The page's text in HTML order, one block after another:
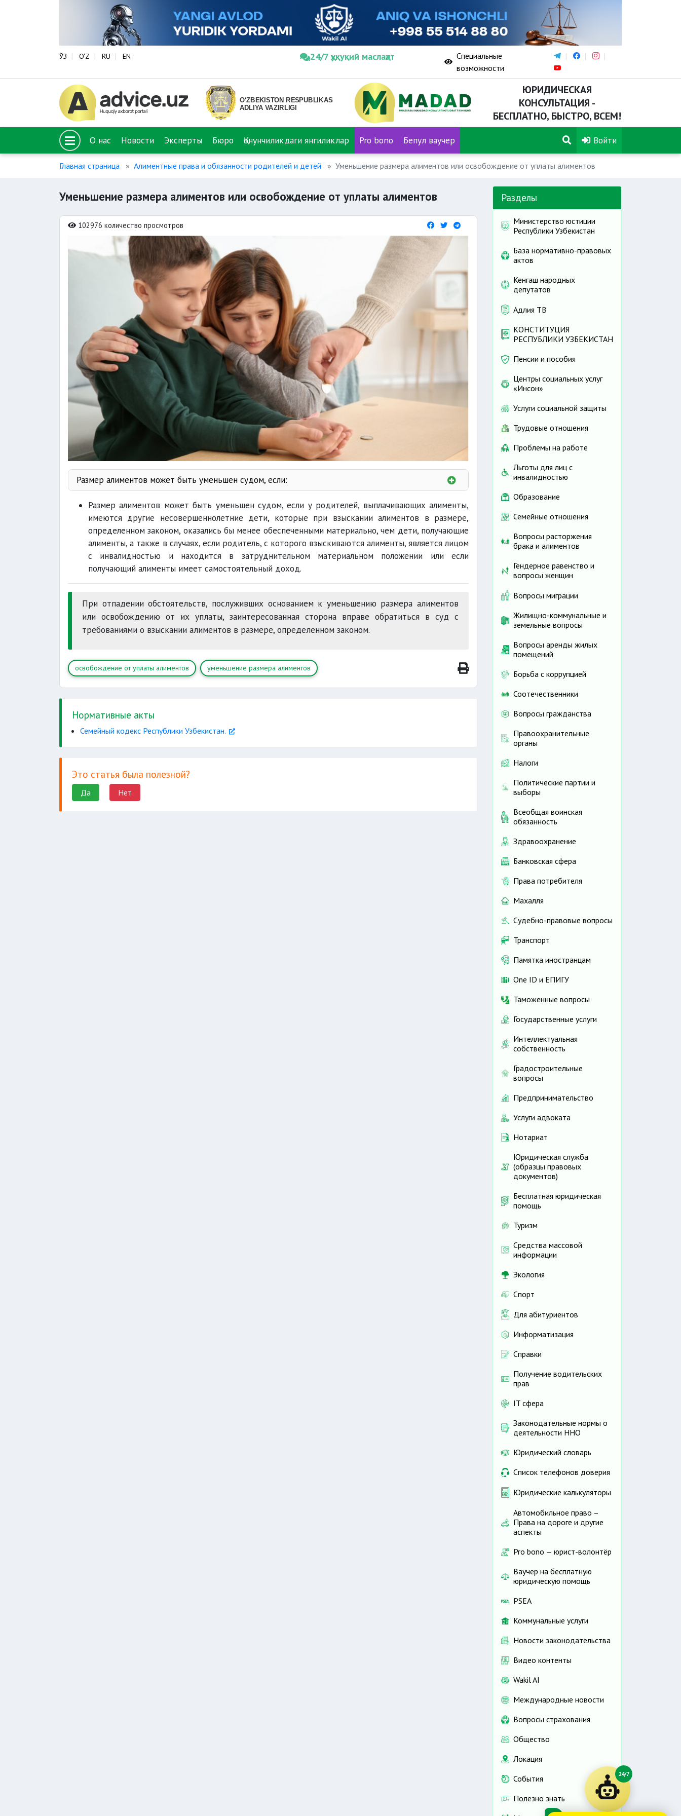
ЎЗ O‘Z RU EN 24/7 ҳуқуқий маслаҳат
Специальные
возможности
ЮРИДИЧЕСКАЯ
КОНСУЛЬТАЦИЯ -
БЕСПЛАТНО, БЫСТРО, ВСЕМ!
О нас Новости Эксперты Бюро Қонунчиликдаги янгиликлар Pro bono Бепул ваучер Войти
Главная страница Алиментные права и обязанности родителей и детей Уменьшение размера алиментов или освобождение от уплаты алиментов
Уменьшение размера алиментов или освобождение от уплаты алиментов
102976 количество просмотров
Размер алиментов может быть уменьшен судом, если:
взыскиваются алименты
имеет самостоятельный доход
Размер алиментов может быть уменьшен судом, если у родителей, выплачивающих алименты,
имеются другие несовершеннолетние дети, которые при взыскании алиментов в размере,
определенном законом, оказались бы менее обеспеченными материально, чем дети, получающие
алименты, а также в случаях, если родитель, с которого взыскиваются алименты, является лицом
с инвалидностью и находится в затруднительном материальном положении или если
получающий алименты имеет самостоятельный доход.
При отпадении обстоятельств, послуживших основанием к уменьшению размера алиментов
или освобождению от их уплаты, заинтересованная сторона вправе обратиться в суд с
требованиями о взыскании алиментов в размере, определенном законом.
освобождение от уплаты алиментов уменьшение размера алиментов
Нормативные акты
Семейный кодекс Республики Узбекистан.
Это статья была полезной?
Да Нет
Разделы
Министерство юстиции
Республики Узбекистан
База нормативно-правовых
актов
Кенгаш народных
депутатов
Адлия ТВ
КОНСТИТУЦИЯ
РЕСПУБЛИКИ УЗБЕКИСТАН
Пенсии и пособия
Центры социальных услуг
«Инсон»
Услуги социальной защиты
Трудовые отношения
Проблемы на работе
Льготы для лиц с
инвалидностью
Образование
Семейные отношения
Вопросы расторжения
брака и алиментов
Гендерное равенство и
вопросы женщин
Вопросы миграции
Жилищно-коммунальные и
земельные вопросы
Вопросы аренды жилых
помещений
Борьба с коррупцией
Соотечественники
Вопросы гражданства
Правоохранительные
органы
Налоги
Политические партии и
выборы
Всеобщая воинская
обязанность
Здравоохранение
Банковская сфера
Права потребителя
Махалля
Судебно-правовые вопросы
Транспорт
Памятка иностранцам
One ID и ЕПИГУ
Таможенные вопросы
Государственные услуги
Интеллектуальная
собственность
Градостроительные
вопросы
Предпринимательство
Услуги адвоката
Нотариат
Юридическая служба
(образцы правовых
документов)
Бесплатная юридическая
помощь
Туризм
Средства массовой
информации
Экология
Спорт
Для абитуриентов
Информатизация
Справки
Получение водительских
прав
IT сфера
Законодательные нормы о
деятельности ННО
Юридический словарь
Список телефонов доверия
Юридические калькуляторы
Автомобильное право –
Права на дороге и другие
аспекты
Pro bono — юрист-волонтёр
Ваучер на бесплатную
юридическую помощь
PSEA
Коммунальные услуги
Новости законодательства
Видео контенты
Wakil AI
Международные новости
Вопросы страхования
Общество
Локация
События
Полезно знать
24/7